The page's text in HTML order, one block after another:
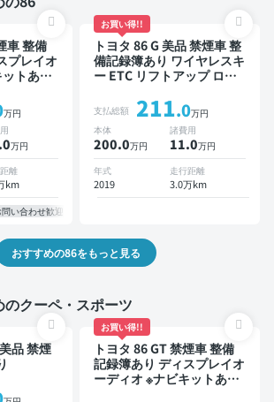
車 整備
プレイオ
トあり
モニタ
万円
.0万円
離
km
い合わせ歓迎
お買い得!!
トヨタ 86 G 美品 禁煙車 整
備記録簿あり ワイヤレスキ
ー ETC リフトアップ ロー
支払総額 211.0万円
本体
200.0万円
諸費用
11.0万円
年式
2019
走行距離
3.0万km
おすすめの86をもっと見る
クーペ・スポーツ
品 禁煙
お買い得!!
トヨタ 86 GT 禁煙車 整備
記録簿あり ディスプレイオ
ーディオ ※ナビキットあり